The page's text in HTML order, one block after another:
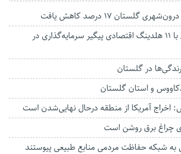
گلستان ۱۷ درصد کاهش یافت
استاندار: بابک زنجانی با ۱۱ هلدینگ اقتصادی پیگیر سرمایه‌گذاری در
و استان گلستان
اخراج آمریکا از منطقه درحال نهایی‌شدن است
چراغ برق روشن است